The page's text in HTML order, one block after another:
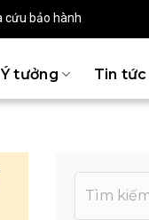
cứu bảo hành
Ý tưởng Tin tức